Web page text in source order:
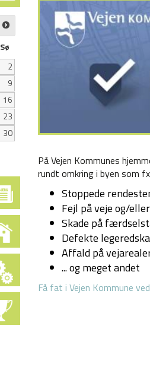
Sø
2
9
16
23
30
På Vejen Kommunes
rundt omkring i byen som
Stoppede
Fejl på veje og/
Skade på
Defekte
Affald på
... og meget andet
Få fat i Vejen Kommune